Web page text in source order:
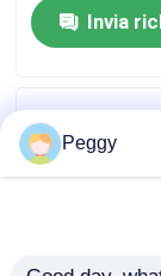
Richieda
Fresa dritta
Punta per
Invia
Peggy